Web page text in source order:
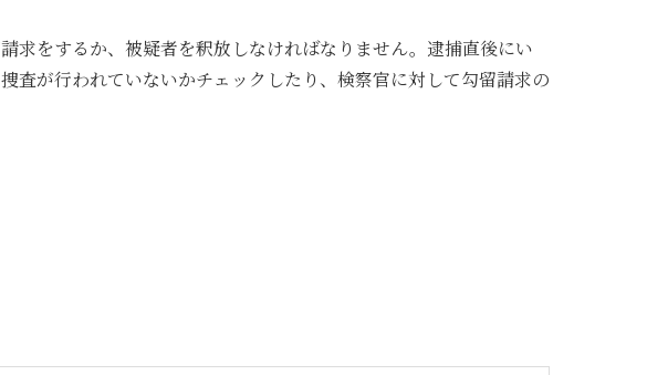
求をするか、被疑者を釈放しなければなりません。逮捕直後にい
査が行われていないかチェックしたり、検察官に対して勾留請求の